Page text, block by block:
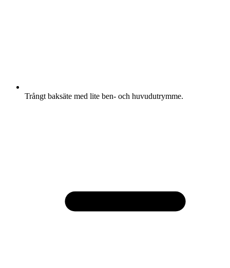
Trångt baksäte med lite ben- och huvudutrymme.